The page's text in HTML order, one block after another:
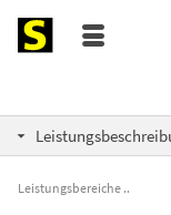
Leistungsbereiche